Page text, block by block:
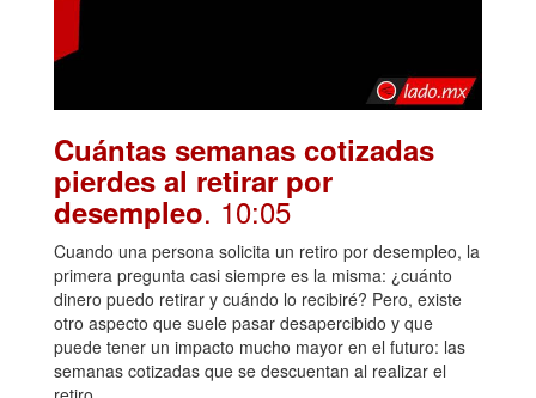
Cuántas semanas cotizadas
pierdes al retirar por
desempleo. 10:05
Cuando una persona solicita un retiro por desempleo, la
primera pregunta casi siempre es la misma: ¿cuánto
dinero puedo retirar y cuándo lo recibiré? Pero, existe
otro aspecto que suele pasar desapercibido y que
puede tener un impacto mucho mayor en el futuro: las
semanas cotizadas que se descuentan al realizar el